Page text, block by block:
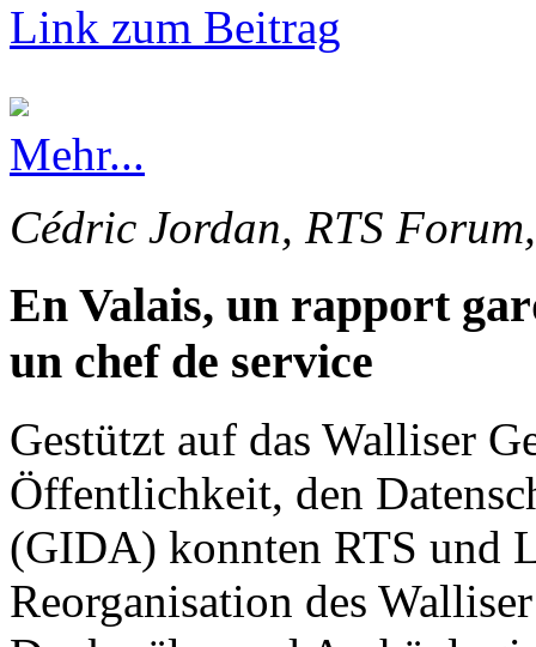
Link zum Beitrag
Mehr...
Cédric Jordan, RTS
En Valais, un rapport
un chef de service
Gestützt auf das Walliser
Öffentlichkeit, den
(GIDA) konnten RTS und
Reorganisation des